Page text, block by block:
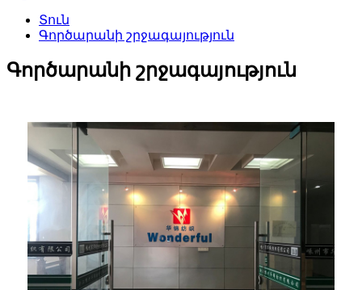
Տուն
Գործարանի շրջագայություն
Գործարանի շրջագայություն